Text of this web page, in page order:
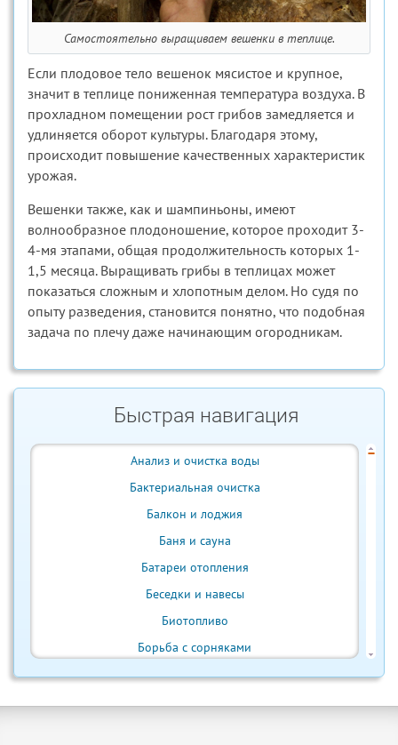
Самостоятельно выращиваем вешенки в теплице.
Если плодовое тело вешенок мясистое и крупное,
значит в теплице пониженная температура воздуха. В
прохладном помещении рост грибов замедляется и
удлиняется оборот культуры. Благодаря этому,
происходит повышение качественных характеристик
урожая.
Вешенки также, как и шампиньоны, имеют
волнообразное плодоношение, которое проходит 3-
4-мя этапами, общая продолжительность которых 1-
1,5 месяца. Выращивать грибы в теплицах может
показаться сложным и хлопотным делом. Но судя по
опыту разведения, становится понятно, что подобная
задача по плечу даже начинающим огородникам.
Быстрая навигация
Анализ и очистка воды
Бактериальная очистка
Балкон и лоджия
Баня и сауна
Батареи отопления
Беседки и навесы
Биотопливо
Борьба с сорняками
Бытовая техника